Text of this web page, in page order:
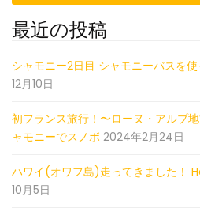
最近の投稿
シャモニー2日目 シャモニーバスを
12月10日
初フランス旅行！〜ローヌ・アルプ
ャモニーでスノボ 2024年2月24日
ハワイ(オワフ島)走ってきました！
10月5日